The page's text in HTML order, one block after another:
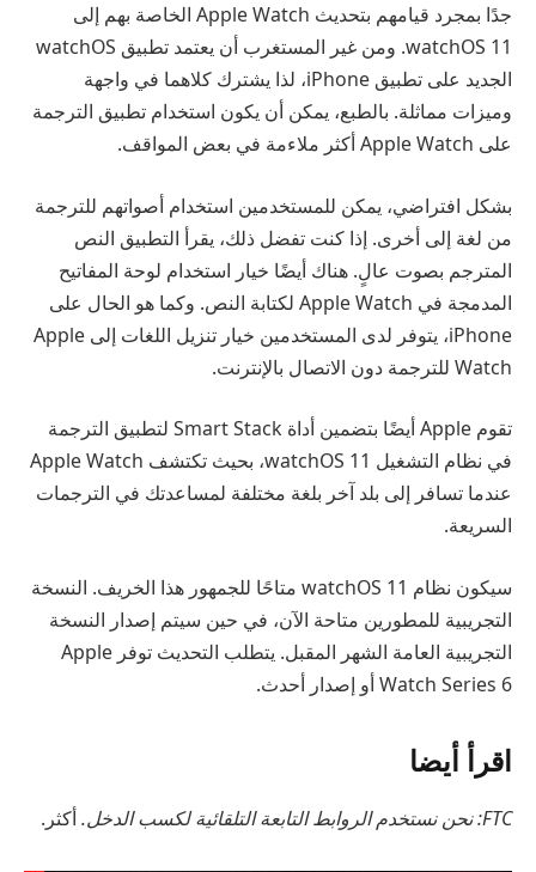
جدًا بمجرد قيامهم بتحديث Apple Watch الخاصة بهم إلى
watchOS 11. ومن غير المستغرب أن يعتمد تطبيق watchOS
الجديد على تطبيق iPhone، لذا يشترك كلاهما في واجهة
وميزات مماثلة. بالطبع، يمكن أن يكون استخدام تطبيق الترجمة
على Apple Watch أكثر ملاءمة في بعض المواقف.
بشكل افتراضي، يمكن للمستخدمين استخدام أصواتهم للترجمة
من لغة إلى أخرى. إذا كنت تفضل ذلك، يقرأ التطبيق النص
المترجم بصوت عالٍ. هناك أيضًا خيار استخدام لوحة المفاتيح
المدمجة في Apple Watch لكتابة النص. وكما هو الحال على
iPhone، يتوفر لدى المستخدمين خيار تنزيل اللغات إلى Apple
Watch للترجمة دون الاتصال بالإنترنت.
تقوم Apple أيضًا بتضمين أداة Smart Stack لتطبيق الترجمة
في نظام التشغيل watchOS 11، بحيث تكتشف Apple Watch
عندما تسافر إلى بلد آخر بلغة مختلفة لمساعدتك في الترجمات
السريعة.
سيكون نظام watchOS 11 متاحًا للجمهور هذا الخريف. النسخة
التجريبية للمطورين متاحة الآن، في حين سيتم إصدار النسخة
التجريبية العامة الشهر المقبل. يتطلب التحديث توفر Apple
Watch Series 6 أو إصدار أحدث.
اقرأ أيضا
FTC: نحن نستخدم الروابط التابعة التلقائية لكسب الدخل. أكثر.